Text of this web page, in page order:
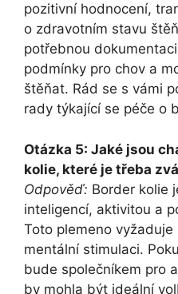
pozitivní hodnocení,
o zdravotním stavu
potřebnou
podmínky pro chov a
štěňat. Rád se s vámi
rady týkající se péče o
Otázka 5: Jaké jsou
kolie, které je třeba
Odpověď: Border kolie
inteligencí, aktivitou a
Toto plemeno
mentální stimulaci.
bude společníkem pro
by mohla být ideální